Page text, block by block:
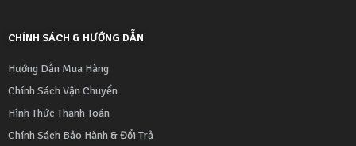
CHÍNH SÁCH & HƯỚNG DẪN
Hướng Dẫn Mua Hàng
Chính Sách Vận Chuyển
Hình Thức Thanh Toán
Chính Sách Bảo Hành & Đổi Trả